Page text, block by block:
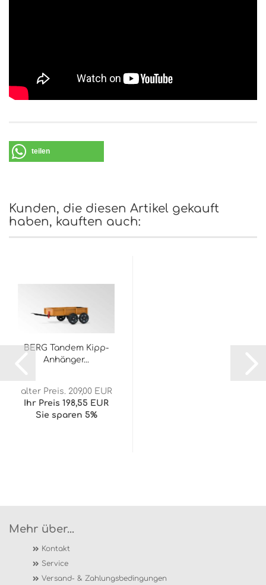
teilen
Kunden, die diesen Artikel gekauft
haben, kauften auch:
BERG Tandem Kipp-
Anhänger...
alter Preis. 209,00 EUR
Ihr Preis 198,55 EUR
Sie sparen 5%
Mehr über...
Kontakt
Service
Versand- & Zahlungsbedingungen